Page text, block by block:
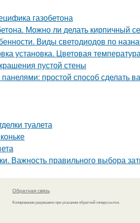
газобетона
Можно ли делать кирпичный
Виды светодиодов по
установка. Цветовая
пустой стены
простой способ сделать
туалета
Важность правильного выбора
Обратная связь
Копирование разрешено при указании обратной гиперссылки.